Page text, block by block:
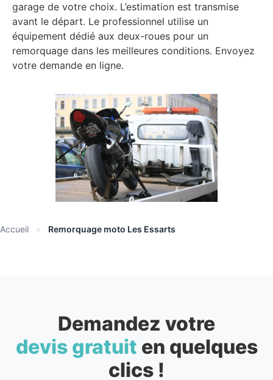
garage de votre choix. L’estimation est transmise
avant le départ. Le professionnel utilise un
équipement dédié aux deux-roues pour un
remorquage dans les meilleures conditions. Envoyez
votre demande en ligne.
Accueil » Remorquage moto Les Essarts
Demandez votre
devis gratuit en quelques
clics !